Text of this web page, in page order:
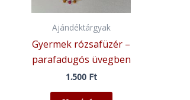
Ajándéktárgyak
Gyermek rózsafüzér –
parafadugós üvegben
1.500 Ft